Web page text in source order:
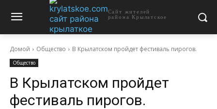
Сайт жителей
района Крылатское
Домой Общество В Крылатском пройдет фестиваль пирогов.
Общество
В Крылатском пройдет
фестиваль пирогов.